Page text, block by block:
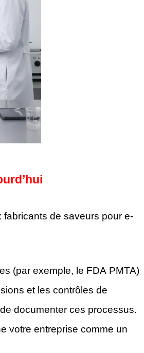
de saveurs pour e-
(par exemple, le FDA PMTA)
et les contrôles de
documenter ces processus.
votre entreprise comme un